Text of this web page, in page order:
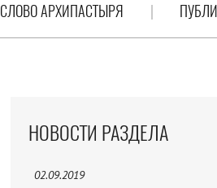
СЛОВО АРХИПАСТЫРЯ
НОВОСТИ РАЗДЕЛА
02.09.2019